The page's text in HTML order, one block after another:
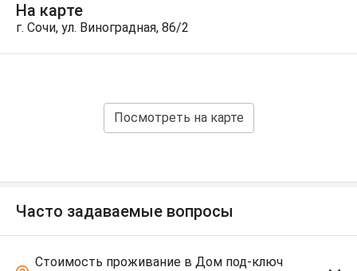
На карте
г. Сочи, ул. Виноградная, 86/2
Посмотреть на карте
Часто задаваемые вопросы
Стоимость проживание в Дом под-ключ